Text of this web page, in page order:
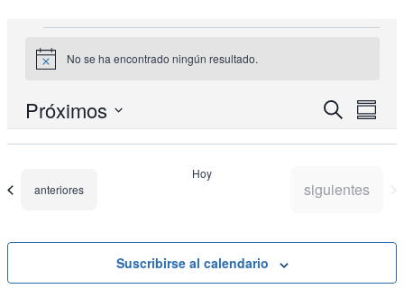
Aviso No se ha encontrado ningún resultado.
de
búsqueda
vistas
de
Buscar
de
Próximos
Eventos
anteriores
Hoy
Eventos
siguientes
Suscribirse al calendario